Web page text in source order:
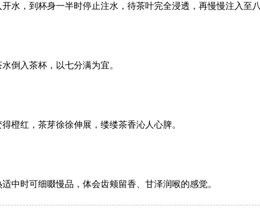
，到杯身一半时停止注水，待茶叶完全浸透，再慢慢注入至八
入茶杯，以七分满为宜。
红，茶芽徐徐伸展，缕缕茶香沁人心脾。
时可细啜慢品，体会齿颊留香、甘泽润喉的感觉。